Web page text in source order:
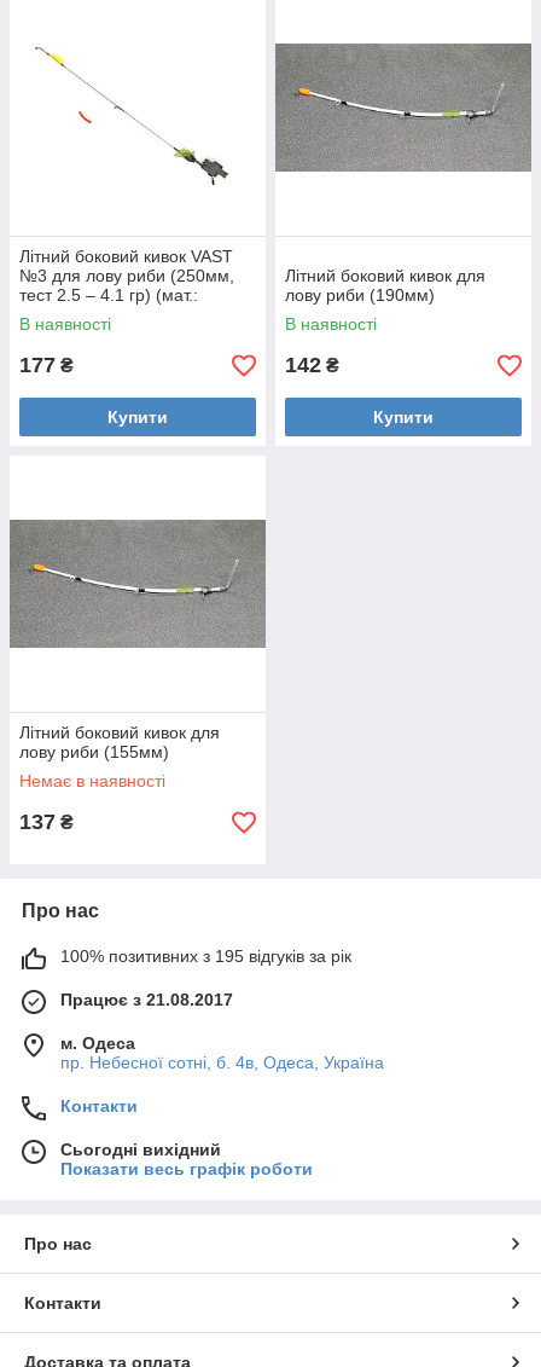
Літний боковий кивок VAST
№3 для лову риби (250мм,
тест 2.5 – 4.1 гр) (мат.:
метал)
В наявності
177 ₴
Купити
Літний боковий кивок для
лову риби (190мм)
В наявності
142 ₴
Купити
Літний боковий кивок для
лову риби (155мм)
Немає в наявності
137 ₴
Про нас
100% позитивних з 195 відгуків за рік
Працює з 21.08.2017
м. Одеса
пр. Небесної сотні, б. 4в, Одеса, Україна
Контакти
Сьогодні вихідний
Показати весь графік роботи
Про нас
Контакти
Доставка та оплата